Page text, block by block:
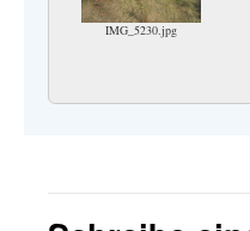
IMG_5230.jpg